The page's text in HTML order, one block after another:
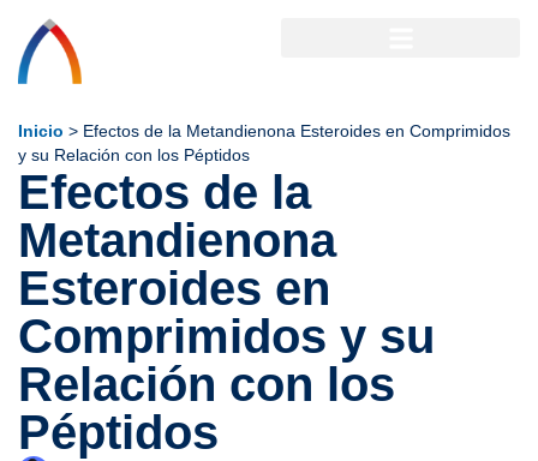
Inicio > Efectos de la Metandienona Esteroides en Comprimidos
y su Relación con los Péptidos
Efectos de la
Metandienona
Esteroides en
Comprimidos y su
Relación con los
Péptidos